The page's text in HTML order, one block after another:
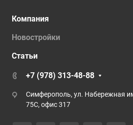
Компания
Новостройки
Статьи
+7 (978) 313-48-88
Симферополь, ул. Набережная
75С, офис 317